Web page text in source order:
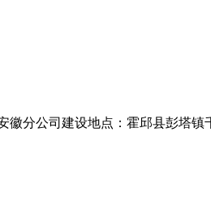
分公司建设地点：霍邱县彭塔镇